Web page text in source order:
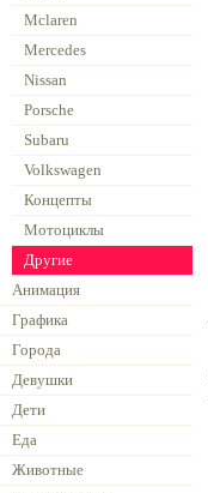
Mclaren
Mercedes
Nissan
Porsche
Subaru
Volkswagen
Концепты
Мотоциклы
Другие
Анимация
Графика
Города
Девушки
Дети
Еда
Животные